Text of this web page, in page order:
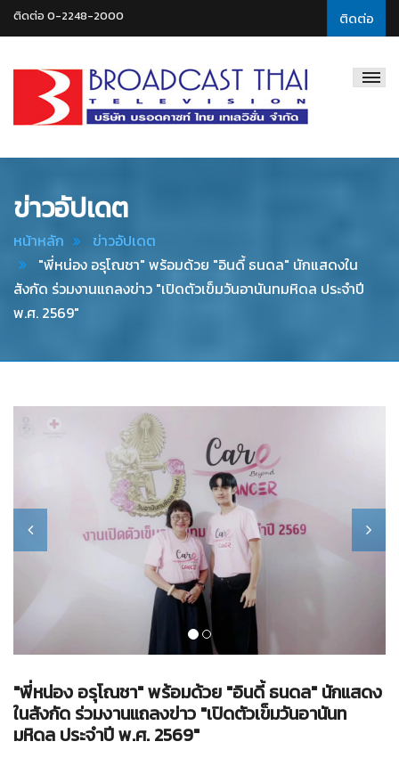
ติดต่อ
ติดต่อ 0-2248-2000
Thai
ข่าวอัปเดต
หน้าหลัก
ข่าวอัปเดต
"พี่หน่อง อรุโณชา" พร้อมด้วย "อินดี้ ธนดล" นักแสดงใน
สังกัด ร่วมงานแถลงข่าว "เปิดตัวเข็มวันอานันทมหิดล ประจำปี
พ.ศ. 2569"
"พี่หน่อง อรุโณชา" พร้อมด้วย "อินดี้ ธนดล" นักแสดง
ในสังกัด ร่วมงานแถลงข่าว "เปิดตัวเข็มวันอานันท
มหิดล ประจำปี พ.ศ. 2569"